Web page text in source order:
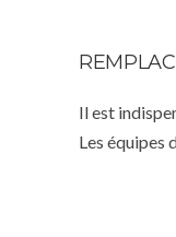
Il est
Les équipes